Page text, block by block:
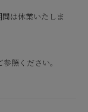
は休業いたしま
照ください。